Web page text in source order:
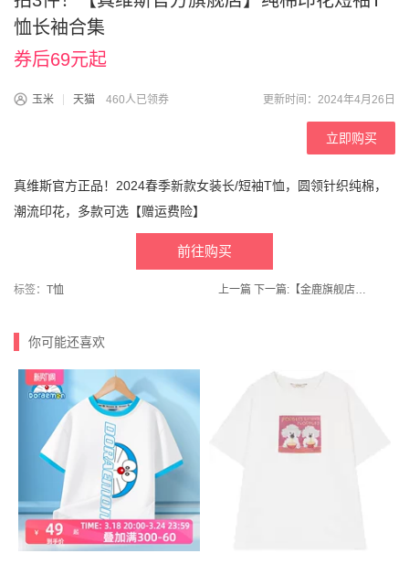
恤长袖合集
券后69元起
玉米 天猫 460人已领券 更新时间：2024年4月26日
立即购买
真维斯官方正品！2024春季新款女装长/短袖T恤，圆领针织纯棉，
潮流印花，多款可选【赠运费险】
前往购买
标签： T恤 上一篇 下一篇: 【金鹿旗舰店】无味电热蚊香液3液+1器
你可能还喜欢